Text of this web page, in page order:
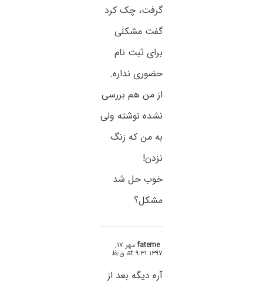
گرفت، چک کرد
گفت مشکلی
برای ثبت نام
حضوری نداره.
از من هم بررسی
نشده نوشته ولی
به من که زنگ
نزدن!
خوب حل شد
مشکل؟
fateme مهر ۱۷,
۱۳۹۷ at ۹:۳۱ ق٫ظ
آره دیگه بعد از